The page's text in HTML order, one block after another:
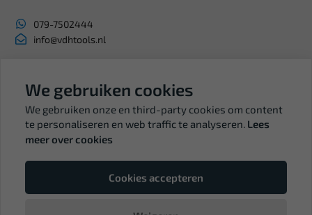
079-7502444
info@vdhtools.nl
BTW: NL819958657B01
We gebruiken cookies
We gebruiken onze en third-party cookies om content
te personaliseren en web traffic te analyseren. Lees
meer over cookies
Cookies accepteren